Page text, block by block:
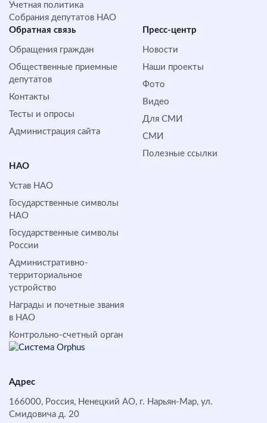
Учетная политика
Собрания депутатов НАО
Обратная cвязь
Обращения граждан
Общественные приемные
депутатов
Контакты
Тесты и опросы
Администрация сайта
Пресс-центр
Новости
Наши проекты
Фото
Видео
Для СМИ
СМИ
Полезные ссылки
НАО
Устав НАО
Государственные символы
НАО
Государственные символы
России
Административно-
территориальное
устройство
Награды и почетные звания
в НАО
Контрольно-счетный орган
Адрес
166000, Россия, Ненецкий АО, г. Нарьян-Мар, ул.
Смидовича д. 20